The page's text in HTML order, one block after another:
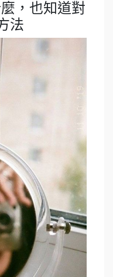
，也知道對
法